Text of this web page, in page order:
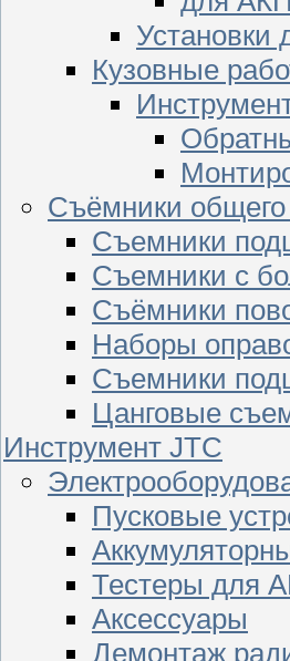
Установки
Кузовные
Съёмники общего
Съемники
Съемники с
Съёмники
Наборы
Съемники
Цанговые
Инструмент JTC
Пусковые
Тестеры для
Аксессуары
Демонтаж